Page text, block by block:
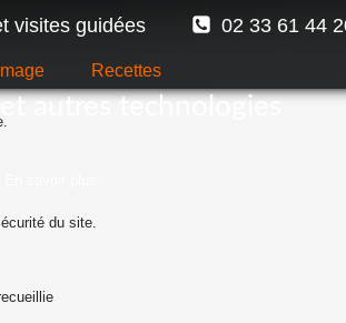
visites guidées 02 33 61 44
Recettes
autres technologies
du site.